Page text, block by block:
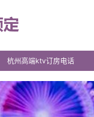
杭州高端ktv订房电话